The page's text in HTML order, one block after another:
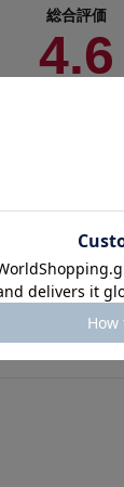
総合評価
4.6